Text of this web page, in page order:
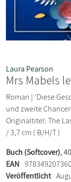
Laura Pearson
Mrs Mabels
Roman | 'Diese
und zweite
Originaltitel: The
/ 3,7 cm ( B/H/T )
Buch (Softcover),
EAN
Veröffentlicht